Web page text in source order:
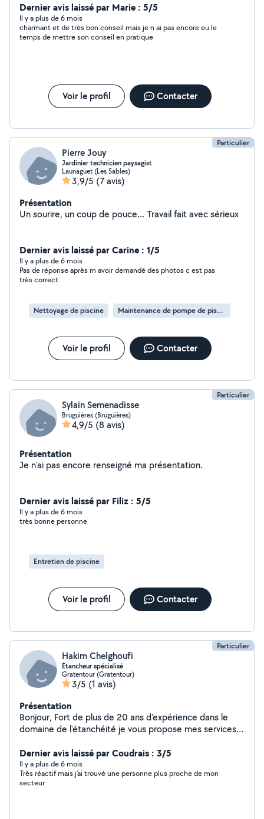
Dernier avis laissé par Marie : 5/5
Il y a plus de 6 mois
charmant et de très bon conseil mais je n ai pas encore eu le
temps de mettre son conseil en pratique
Voir le profil Contacter
Particulier
Pierre Jouy
Jardinier technicien paysagist
Launaguet (Les Sables)
3,9/5 (7 avis)
Présentation
Un sourire, un coup de pouce... Travail fait avec sérieux
Dernier avis laissé par Carine : 1/5
Il y a plus de 6 mois
Pas de réponse après m avoir demandé des photos c est pas
très correct
Nettoyage de piscine Maintenance de pompe de piscine
Voir le profil Contacter
Particulier
Sylain Semenadisse
Bruguières (Bruguières)
4,9/5 (8 avis)
Présentation
Je n'ai pas encore renseigné ma présentation.
Dernier avis laissé par Filiz : 5/5
Il y a plus de 6 mois
très bonne personne
Entretien de piscine
Voir le profil Contacter
Particulier
Hakim Chelghoufi
Étancheur spécialisé
Gratentour (Gratentour)
3/5 (1 avis)
Présentation
Bonjour, Fort de plus de 20 ans d'expérience dans le
domaine de l'étanchéité je vous propose mes services
toiture...). De plus je suis spécialisé dans la membrane
PVC, qui est un matériau plus durable. Je peux faire de
la simple réparation de fuite à une réfection complète
de toiture et / ou terrasse. Je peux aussi très bien
Dernier avis laissé par Coudrais : 3/5
Il y a plus de 6 mois
Très réactif mais j’ai trouvé une personne plus proche de mon
secteur